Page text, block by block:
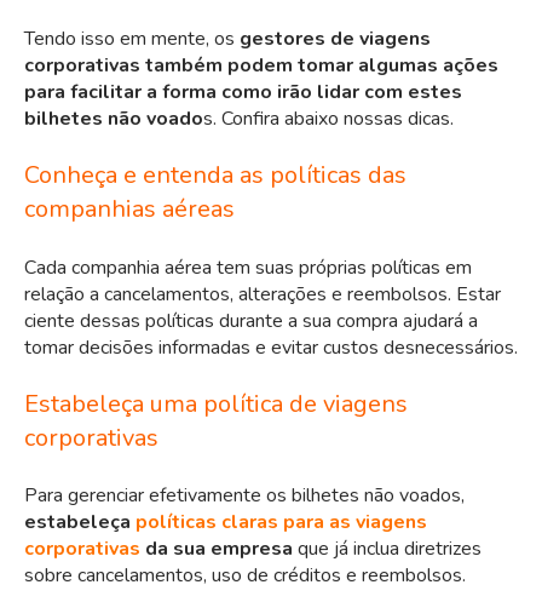
Tendo isso em mente, os gestores de viagens
corporativas também podem tomar algumas ações
para facilitar a forma como irão lidar com estes
bilhetes não voados. Confira abaixo nossas dicas.
Conheça e entenda as políticas das
companhias aéreas
Cada companhia aérea tem suas próprias políticas em
relação a cancelamentos, alterações e reembolsos. Estar
ciente dessas políticas durante a sua compra ajudará a
tomar decisões informadas e evitar custos desnecessários.
Estabeleça uma política de viagens
corporativas
Para gerenciar efetivamente os bilhetes não voados,
estabeleça políticas claras para as viagens
corporativas da sua empresa que já inclua diretrizes
sobre cancelamentos, uso de créditos e reembolsos.